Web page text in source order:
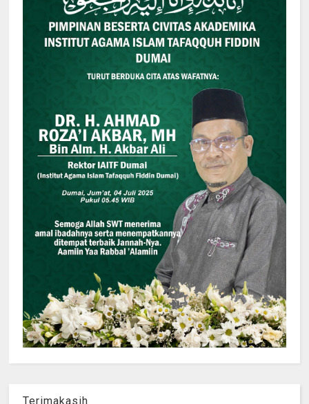
Terimakasih